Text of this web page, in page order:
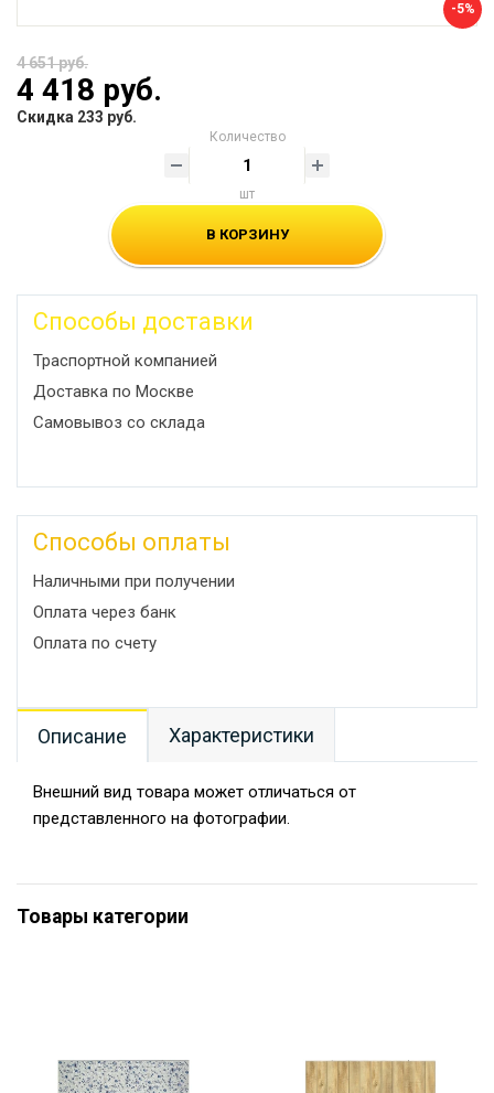
-5%
4 651 руб.
4 418 руб.
Скидка 233 руб.
Количество
шт
В КОРЗИНУ
Способы доставки
Траспортной компанией
Доставка по Москве
Самовывоз со склада
Способы оплаты
Наличными при получении
Оплата через банк
Оплата по счету
Описание Характеристики
Внешний вид товара может отличаться от
представленного на фотографии.
Товары категории